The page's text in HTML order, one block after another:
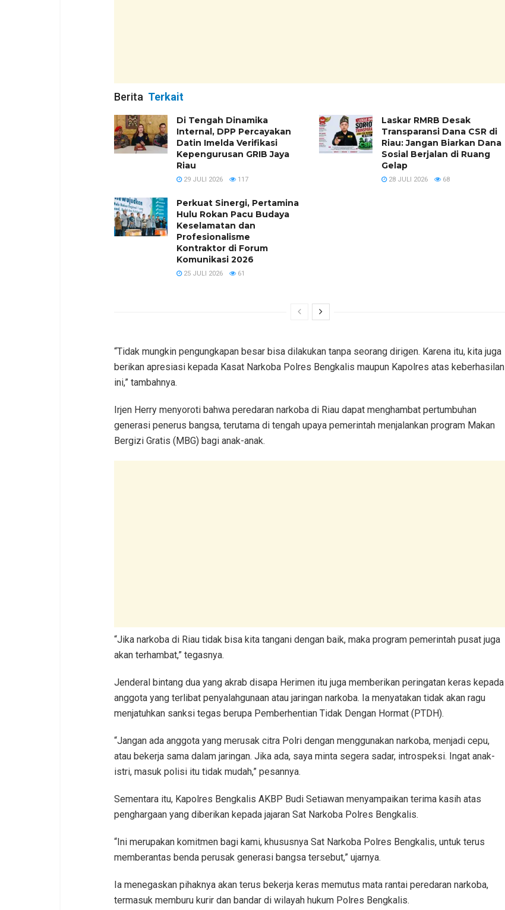
Berita Terkait
Di Tengah Dinamika
Internal, DPP Percayakan
Datin Imelda Verifikasi
Kepengurusan GRIB Jaya
Riau
29 JULI 2026 117
Laskar RMRB Desak
Transparansi Dana CSR di
Riau: Jangan Biarkan Dana
Sosial Berjalan di Ruang
Gelap
28 JULI 2026 68
Perkuat Sinergi, Pertamina
Hulu Rokan Pacu Budaya
Keselamatan dan
Profesionalisme
Kontraktor di Forum
Komunikasi 2026
25 JULI 2026 61
“Tidak mungkin pengungkapan besar bisa dilakukan tanpa seorang dirigen. Karena itu, kita juga
berikan apresiasi kepada Kasat Narkoba Polres Bengkalis maupun Kapolres atas keberhasilan
ini,” tambahnya.
Irjen Herry menyoroti bahwa peredaran narkoba di Riau dapat menghambat pertumbuhan
generasi penerus bangsa, terutama di tengah upaya pemerintah menjalankan program Makan
Bergizi Gratis (MBG) bagi anak-anak.
“Jika narkoba di Riau tidak bisa kita tangani dengan baik, maka program pemerintah pusat juga
akan terhambat,” tegasnya.
Jenderal bintang dua yang akrab disapa Herimen itu juga memberikan peringatan keras kepada
anggota yang terlibat penyalahgunaan atau jaringan narkoba. Ia menyatakan tidak akan ragu
menjatuhkan sanksi tegas berupa Pemberhentian Tidak Dengan Hormat (PTDH).
“Jangan ada anggota yang merusak citra Polri dengan menggunakan narkoba, menjadi cepu,
atau bekerja sama dalam jaringan. Jika ada, saya minta segera sadar, introspeksi. Ingat anak-
istri, masuk polisi itu tidak mudah,” pesannya.
Sementara itu, Kapolres Bengkalis AKBP Budi Setiawan menyampaikan terima kasih atas
penghargaan yang diberikan kepada jajaran Sat Narkoba Polres Bengkalis.
“Ini merupakan komitmen bagi kami, khususnya Sat Narkoba Polres Bengkalis, untuk terus
memberantas benda perusak generasi bangsa tersebut,” ujarnya.
Ia menegaskan pihaknya akan terus bekerja keras memutus mata rantai peredaran narkoba,
termasuk memburu kurir dan bandar di wilayah hukum Polres Bengkalis.